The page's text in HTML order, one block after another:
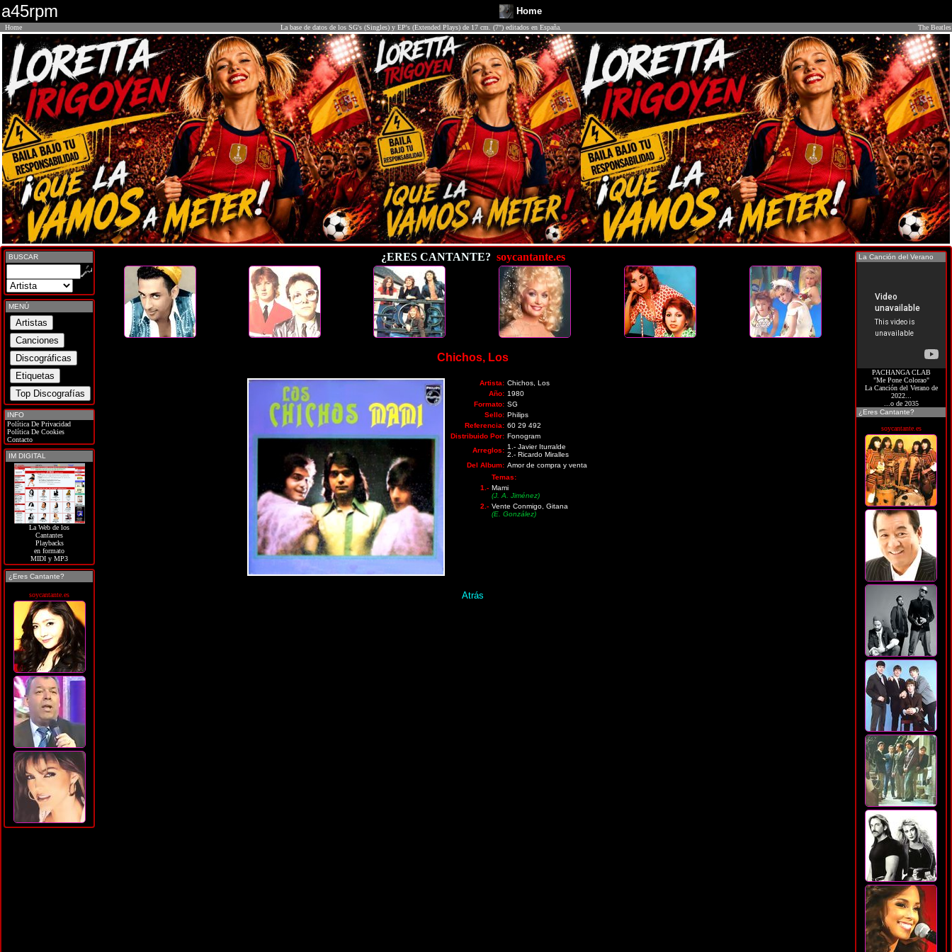
a45rpm Home
Home La base de datos de los SG's (Singles) y EP's (Extended Plays) de 17 cm. (7") editados en España. The Beatles
BUSCAR
MENÚ
INFO
Política De Privacidad
Política De Cookies
Contacto
IM DIGITAL
La Web de los
Cantantes
Playbacks
en formato
MIDI y MP3
¿Eres Cantante?
soycantante.es
¿ERES CANTANTE? soycantante.es
Chichos, Los
Artista: Chichos, Los
Año: 1980
Formato: SG
Sello: Philips
Referencia: 60 29 492
Distribuido Por: Fonogram
Arreglos: 1.- Javier Iturralde
2.- Ricardo Miralles
Del Album: Amor de compra y venta
Temas:
1.- Mami
(J. A. Jiménez)
2.- Vente Conmigo, Gitana
(E. González)
Atrás
La Canción del Verano
PACHANGA CLAB
"Me Pone Colorao"
La Canción del Verano de
2022...
...o de 2035
¿Eres Cantante?
soycantante.es